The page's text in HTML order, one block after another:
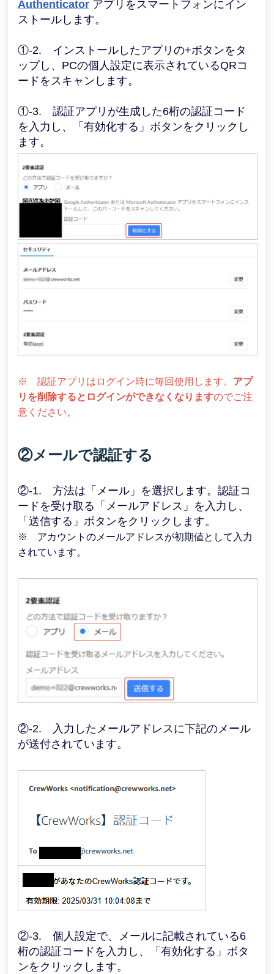
Authenticator アプリをスマートフォンにイン
ストールします。
①-2. インストールしたアプリの+ボタンをタ
ップし、PCの個人設定に表示されているQRコ
ードをスキャンします。
①-3. 認証アプリが生成した6桁の認証コード
を入力し、「有効化する」ボタンをクリックし
ます。
※ 認証アプリはログイン時に毎回使用します。 アプ
リを削除するとログインができなくなりますのでご注
意ください。
②メールで認証する
②-1. 方法は「メール」を選択します。認証コ
ードを受け取る「メールアドレス」を入力し、
「送信する」ボタンをクリックします。
※ アカウントのメールアドレスが初期値として入力
されています。
②-2. 入力したメールアドレスに下記のメール
が送付されています。
②-3. 個人設定で、メールに記載されている6
桁の認証コードを入力し、「有効化する」ボタ
ンをクリックします。